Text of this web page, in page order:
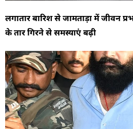
लगातार बारिश से जामताड़ा में जीवन
के तार गिरने से समस्याएं बढ़ी